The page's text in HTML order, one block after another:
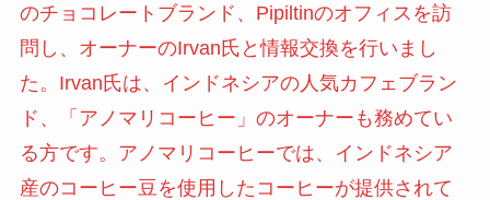
のチョコレートブランド、Pipiltinのオフィスを訪
問し、オーナーのIrvan氏と情報交換を行いまし
た。Irvan氏は、インドネシアの人気カフェブラン
ド、「アノマリコーヒー」のオーナーも務めてい
る方です。アノマリコーヒーでは、インドネシア
産のコーヒー豆を使用したコーヒーが提供されて